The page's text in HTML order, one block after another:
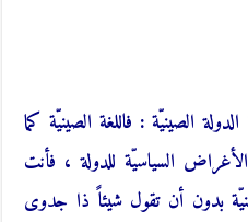
الصينيّة : فاللغة الصينيّة كما
السياسيّة للدولة ، فأنت
بدون أن تقول شيئاً ذا جدوى